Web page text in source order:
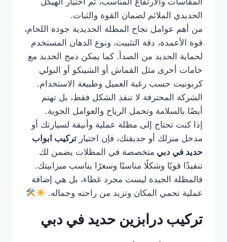
الحديدي الملائم لضمان القوة والثبات.
من أهم عوامل نجاح المظلة الحديدية جودة اللحام،
قوة الأعمدة، دقة التثبيت، ونوع الدهان المستخدم
لحماية الحديد من الصدأ. كما يمكن دمج الحديد مع
خامات أخرى مثل القماش أو الشينكو أو البولي
كربونيت حسب رغبة العميل وطبيعة الاستخدام.
الشركة المحترفة لا تنفذ الشكل فقط، بل تهتم
أيضًا بالسلامة وتحمل الرياح والعوامل الجوية.
إذا كنت تحتاج إلى مظلة عملية وأنيقة لسيارتك أو
مدخل منزلك أو حديقتك، فإن اختيار تركيب ابواب
حديد في دبي متخصصة في المظلات يضمن لك
تنفيذًا قويًا وشكلًا مناسبًا وسعرًا يناسب ميزانيتك.
فالمظلة الجيدة ليست مجرد غطاء، بل هي إضافة
عملية تحمي المكان وتزيد من راحته وجماله.
تركيب درابزين حديد في دبي